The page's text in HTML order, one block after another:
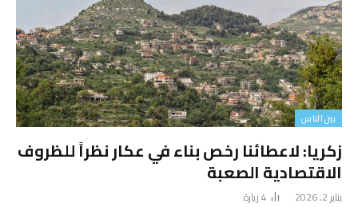
بين الناس
زكريا: لاعطائنا رخص بناء في عكار نظراً للظروف
الاقتصادية الصعبة
يناير 2, 2026 4زيارة